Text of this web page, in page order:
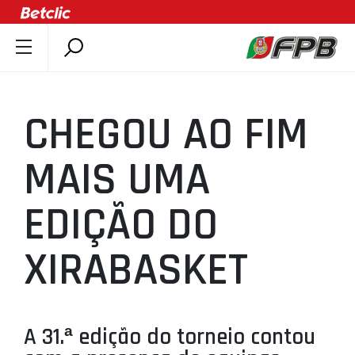
ÚLTIMAS
COMPETIÇÕES
ASSOCIAÇÕES
CLUBES
AGENTES
AGENDA
MINIBASQUETE
CHEGOU AO FIM
MAIS UMA
EDIÇÃO DO
XIRABASKET
A 31.ª edição do torneio contou